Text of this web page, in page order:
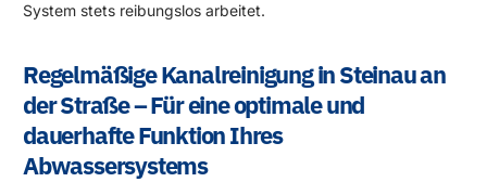
System stets reibungslos arbeitet.
Regelmäßige Kanalreinigung in Steinau an
der Straße – Für eine optimale und
dauerhafte Funktion Ihres
Abwassersystems